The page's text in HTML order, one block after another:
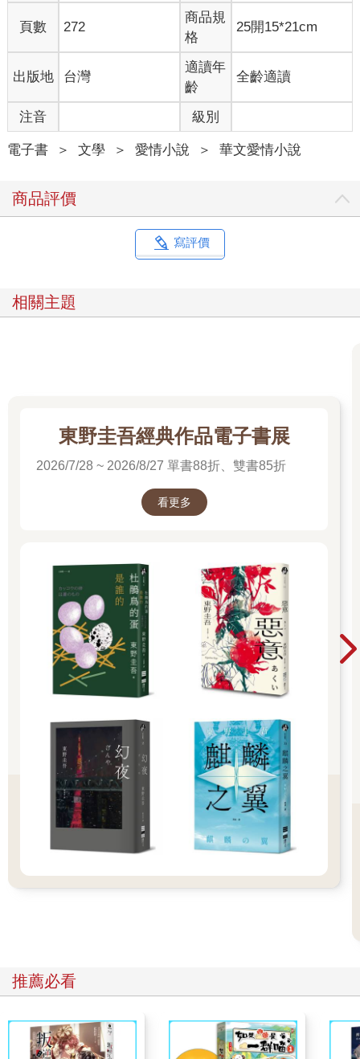
「所以我還是得現實裡吃才行。」
「那是當然，任何事情都還是得現實做才行。」她意有所指，我
我又拿下了旁邊架上的洋芋片打開來吃，嗯，就跟我記憶中的味
道一樣。畢竟在現實中，我也常吃這個口味。
逛了一圈後，我滿足了，終於走到櫃檯邊。
「把妳想要祈求的戀情，寫到這上面吧，二十個字以內，別忘了
寫上雙方的名字。」
我拿著筆遲遲沒有動作，因為我正看著外頭的櫻花雨。
「那會通到哪裡去？」
「妳可以去走走看。」少女說。
我看了看外頭，在便利商店旁有棵碩大的櫻花樹豎立在那，滿開
的櫻花不斷隨風降下花瓣，使得外面的道路上都堆滿了粉色花
樣，不過有點虛幻，彷彿海市蜃樓般，隨著自動門一打開就會消
和校草穩定交往，他會對我很執著。
我想了一下，在最後又加上幾個字。
一輩子。
緩地發亮，然後又恢復原狀。
「那麼，我要跟妳收取費用。」少女對我說，這讓我有些詫異。
「妳確定？」
「沒錯。」
「好，那我就用頭髮和妳買下這場戀愛。」
少女微笑，朝我伸手，但下一秒，我就躺在自己的床上了。
我馬上從床上跳起來跑到書桌前，看著桌面上的立鏡，原本烏溜
溜的長髮現在已經變成短髮，但好在並不是露出後頸的短，比較
像是香菇頭的模樣。我端詳著鏡中自己的新面貌，其實並不難
看，只不過不會是我會選擇的髮型就是了。
要我快點出去吃早餐，我趕緊換好了制服後再到浴室刷牙洗臉，
看著鏡中穿著制服的自己，和昨晚夢境中櫃檯內的自己相比，明
明外表都是一樣的，但表情卻十分不同。
夢境中的自己，那體內的靈魂就像是幾百歲一般的睿智且沉穩，
不過此刻鏡中反射的自己，就是個十七歲的少女罷了。
「哎唷，妳怎麼穿著制服在刷牙，這樣泡泡不就滴到襯衫上？」
哥哥忽然從旁邊探出頭，我嚇一跳，順手把水潑到他身上。
「哇，妳故意的？」哥哥看著自己的衣服後大喊，「我也要潑
妳！」
「救命啊，媽！」我馬上衝了出去。
服？」
「啊？」哥哥露出怪表情。
「好啦好啦，快點吃早餐快出門去。」爸爸催促，我們兩個互吐
舌頭，就開始用餐。
然後我才想到一件事情，沒有一個人對我的頭髮有疑問。
頁數 272
商品規
格
25開15*21cm
出版地 台灣
適讀年
齡
全齡適讀
注音 級別
電子書 ＞ 文學 ＞ 愛情小說 ＞ 華文愛情小說
商品評價
寫評價
相關主題
東野圭吾經典作品電子書展
2026/7/28 ~ 2026/8/27 單書88折、雙書85折
看更多
推薦必看